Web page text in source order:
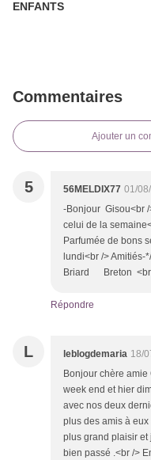
ENFANTS
Commentaires
Ajouter un
5 56MELDIX77 01/
-Bonjour Gisou<br /
celui de la
Parfumée de bons
lundi<br />
Briard Breton <br
Répondre
L leblogdemaria 18/
Bonjour chère
week end et hier
avec nos deux
plus des amis à
plus grand plaisir et
bien passé .<br />